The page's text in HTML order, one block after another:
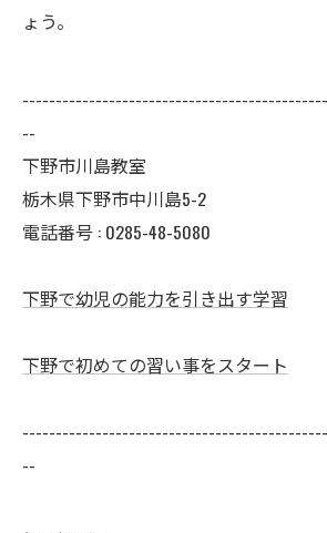
ょう。
--
下野市川島教室
栃木県下野市中川島5-2
電話番号 : 0285-48-5080
下野で幼児の能力を引き出す学習
下野で初めての習い事をスタート
--